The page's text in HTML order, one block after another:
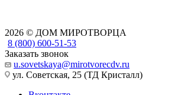
2026 © ДОМ МИРОТВОРЦА
8 (800) 600-51-53
Заказать звонок
u.sovetskaya@mirotvorecdv.ru
ул. Советская, 25 (ТД Кристалл)